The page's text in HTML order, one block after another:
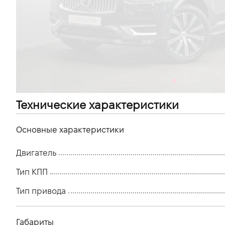
Технические характеристики
Основные характеристики
Двигатель
Тип КПП
Тип привода
Габариты
VIDI Карьера